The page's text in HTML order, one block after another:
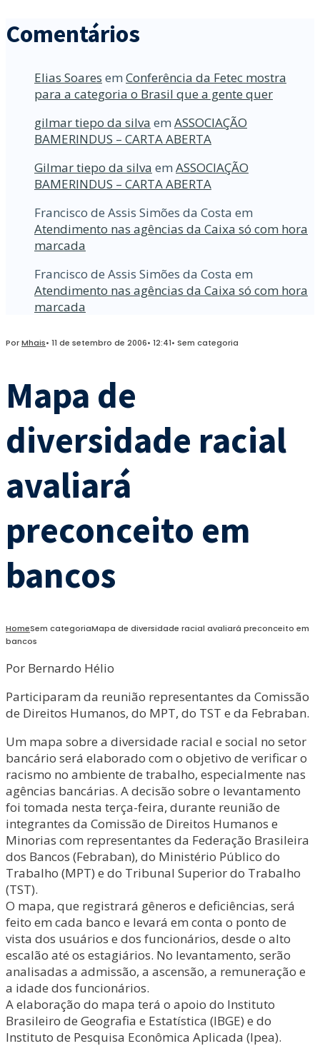
Comentários
Elias Soares em Conferência da Fetec mostra
para a categoria o Brasil que a gente quer
gilmar tiepo da silva em ASSOCIAÇÃO
BAMERINDUS – CARTA ABERTA
Gilmar tiepo da silva em ASSOCIAÇÃO
BAMERINDUS – CARTA ABERTA
Francisco de Assis Simões da Costa em
Atendimento nas agências da Caixa só com hora
marcada
Francisco de Assis Simões da Costa em
Atendimento nas agências da Caixa só com hora
marcada
PorMhais• 11 de setembro de 2006• 12:41• Sem categoria
Mapa de
diversidade racial
avaliará
preconceito em
bancos
HomeSem categoriaMapa de diversidade racial avaliará preconceito em
bancos
Por Bernardo Hélio
Participaram da reunião representantes da Comissão
de Direitos Humanos, do MPT, do TST e da Febraban.
Um mapa sobre a diversidade racial e social no setor
bancário será elaborado com o objetivo de verificar o
racismo no ambiente de trabalho, especialmente nas
agências bancárias. A decisão sobre o levantamento
foi tomada nesta terça-feira, durante reunião de
integrantes da Comissão de Direitos Humanos e
Minorias com representantes da Federação Brasileira
dos Bancos (Febraban), do Ministério Público do
Trabalho (MPT) e do Tribunal Superior do Trabalho
(TST).
O mapa, que registrará gêneros e deficiências, será
feito em cada banco e levará em conta o ponto de
vista dos usuários e dos funcionários, desde o alto
escalão até os estagiários. No levantamento, serão
analisadas a admissão, a ascensão, a remuneração e
a idade dos funcionários.
A elaboração do mapa terá o apoio do Instituto
Brasileiro de Geografia e Estatística (IBGE) e do
Instituto de Pesquisa Econômica Aplicada (Ipea).